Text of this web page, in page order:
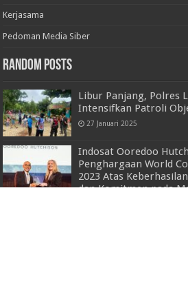
Kerjasama
Pedoman Media Siber
Random Posts
Libur Panjang, Polres
Intensifkan Patroli
27 Januari 2025
Indosat Ooredoo
Penghargaan World
2023 Atas
dan Komitmen pada